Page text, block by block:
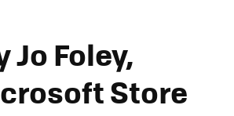
Foley,
Store